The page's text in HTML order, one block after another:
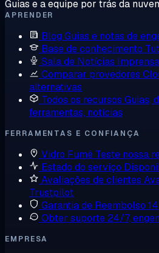
Guias e a equipe por trás da
APRENDER
Blog Guias e notas de
Base de conhecimento
Sala de Notícias
Comparar provedores
alternativas
Todos os recursos Guias,
ferramentas, notícias
FERRAMENTAS E CONFIANÇA
Vidro Fumê Teste nossa
Estado do serviço
Avaliações de clientes
Trustpilot
Garantia de Reembolso
Obter suporte 24/7,
EMPRESA